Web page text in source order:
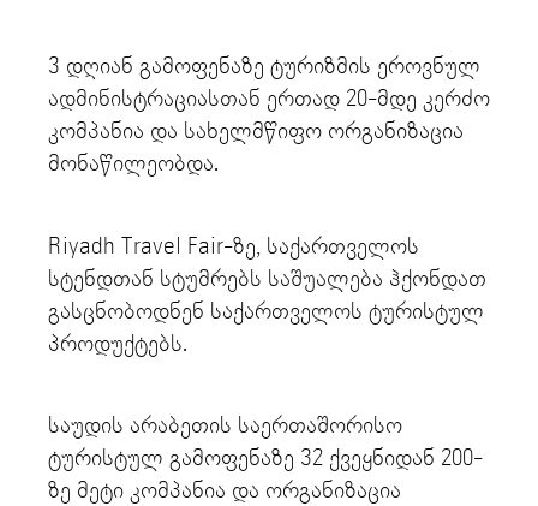
3 დღიან გამოფენაზე ტურიზმის ეროვნულ
ადმინისტრაციასთან ერთად 20-მდე კერძო
კომპანია და სახელმწიფო ორგანიზაცია
მონაწილეობდა.
Riyadh Travel Fair-ზე, საქართველოს
სტენდთან სტუმრებს საშუალება ჰქონდათ
გასცნობოდნენ საქართველოს ტურისტულ
პროდუქტებს.
საუდის არაბეთის საერთაშორისო
ტურისტულ გამოფენაზე 32 ქვეყნიდან 200-
ზე მეტი კომპანია და ორგანიზაცია